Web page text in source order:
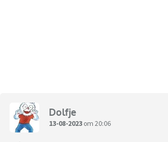
Dolfje
13-08-2023 om 20:06